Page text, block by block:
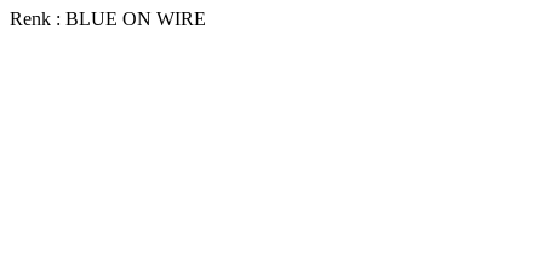
Renk : BLUE ON WIRE